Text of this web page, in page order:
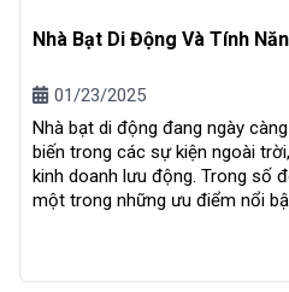
Nhà Bạt Di Động Và Tính
01/23/2025
Nhà bạt di động đang ngày
biến trong các sự kiện ngoài
kinh doanh lưu động. Trong số
một trong những ưu điểm nổi